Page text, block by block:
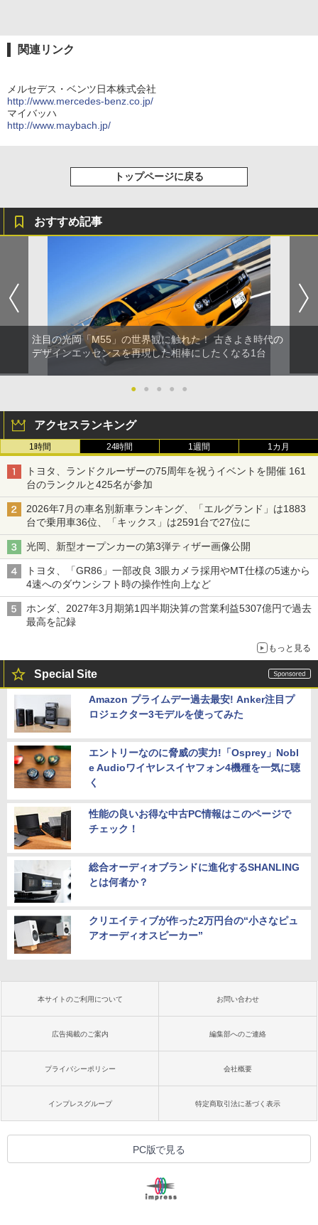
関連リンク
メルセデス・ベンツ日本株式会社
http://www.mercedes-benz.co.jp/
マイバッハ
http://www.maybach.jp/
トップページに戻る
おすすめ記事
注目の光岡「M55」の世界観に触れた！ 古きよき時代の
デザインエッセンスを再現した相棒にしたくなる1台
● ● ● ● ●
アクセスランキング
1時間 24時間 1週間 1カ月
トヨタ、ランドクルーザーの75周年を祝うイベントを開催 161
台のランクルと425名が参加
2026年7月の車名別新車ランキング、「エルグランド」は1883
台で乗用車36位、「キックス」は2591台で27位に
光岡、新型オープンカーの第3弾ティザー画像公開
トヨタ、「GR86」一部改良 3眼カメラ採用やMT仕様の5速から
4速へのダウンシフト時の操作性向上など
ホンダ、2027年3月期第1四半期決算の営業利益5307億円で過去
最高を記録
もっと見る
Special Site
Amazon プライムデー過去最安! Anker注目プ
ロジェクター3モデルを使ってみた
エントリーなのに脅威の実力!「Osprey」Nobl
e Audioワイヤレスイヤフォン4機種を一気に聴
く
性能の良いお得な中古PC情報はこのページで
チェック！
総合オーディオブランドに進化するSHANLING
とは何者か？
クリエイティブが作った2万円台の“小さなピュ
アオーディオスピーカー”
本サイトのご利用について お問い合わせ
広告掲載のご案内 編集部へのご連絡
プライバシーポリシー 会社概要
インプレスグループ 特定商取引法に基づく表示
PC版で見る